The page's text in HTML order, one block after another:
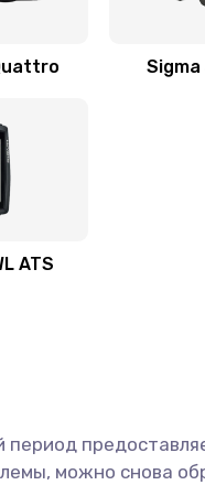
Sigma
ATS
можно снова